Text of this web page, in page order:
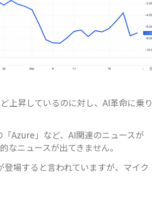
上昇しているのに対し、AI革命に乗り
Azure」など、AI関連のニュースが
ニュースが出てきません。
場すると言われていますが、マイク